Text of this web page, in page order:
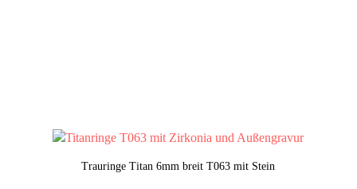
Trauringe Titan 6mm breit T063 mit Stein